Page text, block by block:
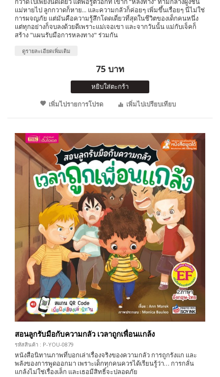
แม่หายไป ลูกกวาดก็หาย... และความกลัวก็ค่อยๆ เพิ่มขึ้นเรื่อยๆ นี่ไม่ใช่
การผจญภัย แต่มันคือความรู้สึกโดดเดี่ยวที่สุดในชีวิตของเด็กคนหนึ่ง
แต่ทุกอย่างก็จบลงด้วยดีเพราะแม่เจอเขา และจากวันนั้น แม่กับเจ็คก็
สร้าง "แผนรับมือการหลงทาง" ร่วมกัน
ดูรายละเอียดเพิ่มเติม
75 บาท
หยิบใส่ตะกร้า
เพิ่มไปรายการโปรด
เพิ่มไปเปรียบเทียบ
สอนลูกรับมือกับความกลัว เวลาถูกเพื่อนแกล้ง
รหัสสินค้า : P-YOU-0879
หนังสือนิทานภาพที่บอกเล่าเรื่องจริงของความกลัว การถูกรังแก และ
พลังของการพูดออกมา เพราะเด็กทุกคนควรได้เรียนรู้ว่า… การกลั่น
แกล้งไม่ใช่เรื่องเล็ก และเธอมีสิทธิ์จะปลอดภัย